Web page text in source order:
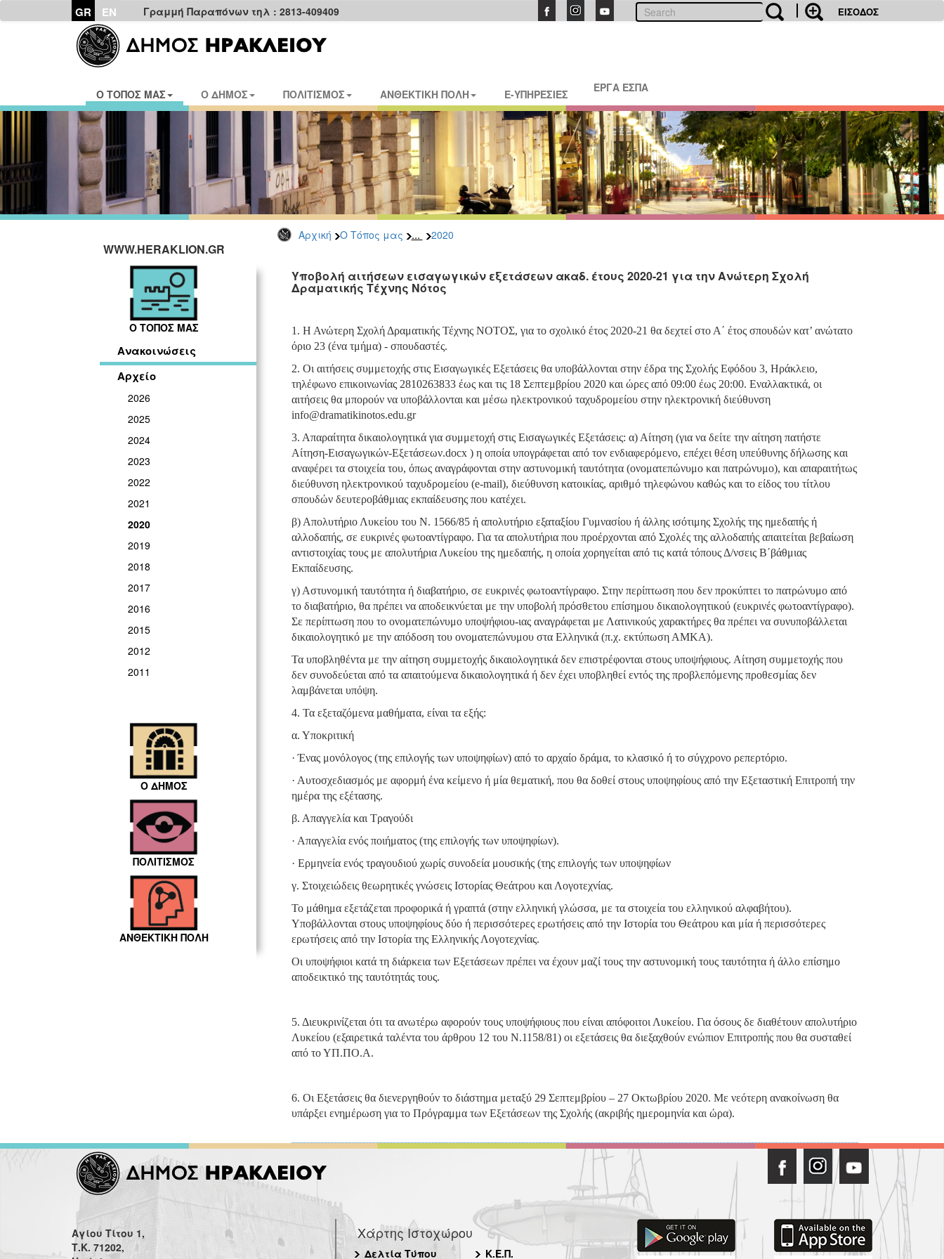
GR EN Γραμμή Παραπόνων τηλ : 2813-409409 ΕΙΣΟΔΟΣ
Ο ΤΟΠΟΣ ΜΑΣ Ο ΔΗΜΟΣ ΠΟΛΙΤΙΣΜΟΣ ΑΝΘΕΚΤΙΚΗ ΠΟΛΗ E-ΥΠΗΡΕΣΙΕΣ ΕΡΓΑ ΕΣΠΑ
Αρχική Ο Τόπος μας ... 2020
WWW.HERAKLION.GR
Ο ΤΟΠΟΣ ΜΑΣ
Ανακοινώσεις
Αρχείο
2026
2025
2024
2023
2022
2021
2020
2019
2018
2017
2016
2015
2012
2011
Ο ΔΗΜΟΣ
ΠΟΛΙΤΙΣΜΟΣ
ΑΝΘΕΚΤΙΚΗ ΠΟΛΗ
Υποβολή αιτήσεων εισαγωγικών εξετάσεων ακαδ. έτους 2020-21 για την Ανώτερη Σχολή
Δραματικής Τέχνης Νότος
1. Η Ανώτερη Σχολή Δραματικής Τέχνης ΝΟΤΟΣ, για το σχολικό έτος 2020-21 θα δεχτεί στο Α΄ έτος σπουδών κατ’ ανώτατο
όριο 23 (ένα τμήμα) - σπουδαστές.
2. Οι αιτήσεις συμμετοχής στις Εισαγωγικές Εξετάσεις θα υποβάλλονται στην έδρα της Σχολής Εφόδου 3, Ηράκλειο,
τηλέφωνο επικοινωνίας 2810263833 έως και τις 18 Σεπτεμβρίου 2020 και ώρες από 09:00 έως 20:00. Εναλλακτικά, οι
αιτήσεις θα μπορούν να υποβάλλονται και μέσω ηλεκτρονικού ταχυδρομείου στην ηλεκτρονική διεύθυνση
info@dramatikinotos.edu.gr
3. Απαραίτητα δικαιολογητικά για συμμετοχή στις Εισαγωγικές Εξετάσεις: α) Αίτηση (για να δείτε την αίτηση πατήστε
Αίτηση-Εισαγωγικών-Εξετάσεων.docx ) η οποία υπογράφεται από τον ενδιαφερόμενο, επέχει θέση υπεύθυνης δήλωσης και
αναφέρει τα στοιχεία του, όπως αναγράφονται στην αστυνομική ταυτότητα (ονοματεπώνυμο και πατρώνυμο), και απαραιτήτως
διεύθυνση ηλεκτρονικού ταχυδρομείου (e-mail), διεύθυνση κατοικίας, αριθμό τηλεφώνου καθώς και το είδος του τίτλου
σπουδών δευτεροβάθμιας εκπαίδευσης που κατέχει.
β) Απολυτήριο Λυκείου του Ν. 1566/85 ή απολυτήριο εξαταξίου Γυμνασίου ή άλλης ισότιμης Σχολής της ημεδαπής ή
αλλοδαπής, σε ευκρινές φωτοαντίγραφο. Για τα απολυτήρια που προέρχονται από Σχολές της αλλοδαπής απαιτείται βεβαίωση
αντιστοιχίας τους με απολυτήρια Λυκείου της ημεδαπής, η οποία χορηγείται από τις κατά τόπους Δ/νσεις Β΄βάθμιας
Εκπαίδευσης.
γ) Αστυνομική ταυτότητα ή διαβατήριο, σε ευκρινές φωτοαντίγραφο. Στην περίπτωση που δεν προκύπτει το πατρώνυμο από
το διαβατήριο, θα πρέπει να αποδεικνύεται με την υποβολή πρόσθετου επίσημου δικαιολογητικού (ευκρινές φωτοαντίγραφο).
Σε περίπτωση που το ονοματεπώνυμο υποψήφιου-ιας αναγράφεται με Λατινικούς χαρακτήρες θα πρέπει να συνυποβάλλεται
δικαιολογητικό με την απόδοση του ονοματεπώνυμου στα Ελληνικά (π.χ. εκτύπωση ΑΜΚΑ).
Τα υποβληθέντα με την αίτηση συμμετοχής δικαιολογητικά δεν επιστρέφονται στους υποψήφιους. Αίτηση συμμετοχής που
δεν συνοδεύεται από τα απαιτούμενα δικαιολογητικά ή δεν έχει υποβληθεί εντός της προβλεπόμενης προθεσμίας δεν
λαμβάνεται υπόψη.
4. Τα εξεταζόμενα μαθήματα, είναι τα εξής:
α. Υποκριτική
· Ένας μονόλογος (της επιλογής των υποψηφίων) από το αρχαίο δράμα, το κλασικό ή το σύγχρονο ρεπερτόριο.
· Αυτοσχεδιασμός με αφορμή ένα κείμενο ή μία θεματική, που θα δοθεί στους υποψηφίους από την Εξεταστική Επιτροπή την
ημέρα της εξέτασης.
β. Απαγγελία και Τραγούδι
· Απαγγελία ενός ποιήματος (της επιλογής των υποψηφίων).
· Ερμηνεία ενός τραγουδιού χωρίς συνοδεία μουσικής (της επιλογής των υποψηφίων
γ. Στοιχειώδεις θεωρητικές γνώσεις Ιστορίας Θεάτρου και Λογοτεχνίας.
Το μάθημα εξετάζεται προφορικά ή γραπτά (στην ελληνική γλώσσα, με τα στοιχεία του ελληνικού αλφαβήτου).
Υποβάλλονται στους υποψηφίους δύο ή περισσότερες ερωτήσεις από την Ιστορία του Θεάτρου και μία ή περισσότερες
ερωτήσεις από την Ιστορία της Ελληνικής Λογοτεχνίας.
Οι υποψήφιοι κατά τη διάρκεια των Εξετάσεων πρέπει να έχουν μαζί τους την αστυνομική τους ταυτότητα ή άλλο επίσημο
αποδεικτικό της ταυτότητάς τους.
5. Διευκρινίζεται ότι τα ανωτέρω αφορούν τους υποψήφιους που είναι απόφοιτοι Λυκείου. Για όσους δε διαθέτουν απολυτήριο
Λυκείου (εξαιρετικά ταλέντα του άρθρου 12 του Ν.1158/81) οι εξετάσεις θα διεξαχθούν ενώπιον Επιτροπής που θα συσταθεί
από το ΥΠ.ΠΟ.Α.
6. Οι Εξετάσεις θα διενεργηθούν το διάστημα μεταξύ 29 Σεπτεμβρίου – 27 Οκτωβρίου 2020. Με νεότερη ανακοίνωση θα
υπάρξει ενημέρωση για το Πρόγραμμα των Εξετάσεων της Σχολής (ακριβής ημερομηνία και ώρα).
Αγίου Τίτου 1,
Τ.Κ. 71202,
Χάρτης Ιστοχώρου
Δελτία Τύπου Κ.Ε.Π.